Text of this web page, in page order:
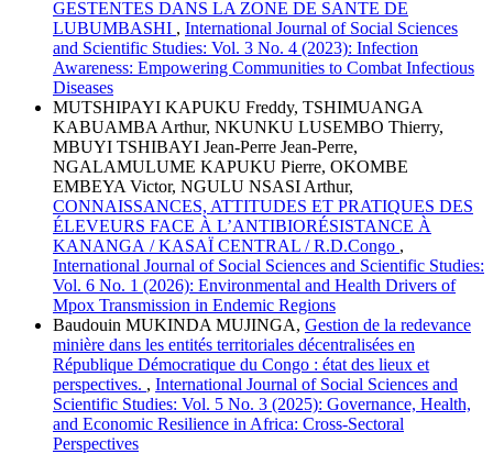
GESTENTES DANS LA ZONE DE SANTE DE
LUBUMBASHI , International Journal of Social Sciences
and Scientific Studies: Vol. 3 No. 4 (2023): Infection
Awareness: Empowering Communities to Combat Infectious
Diseases
MUTSHIPAYI KAPUKU Freddy, TSHIMUANGA
KABUAMBA Arthur, NKUNKU LUSEMBO Thierry,
MBUYI TSHIBAYI Jean-Perre Jean-Perre,
NGALAMULUME KAPUKU Pierre, OKOMBE
EMBEYA Victor, NGULU NSASI Arthur,
CONNAISSANCES, ATTITUDES ET PRATIQUES DES
ÉLEVEURS FACE À L’ANTIBIORÉSISTANCE À
KANANGA / KASAÏ CENTRAL / R.D.Congo ,
International Journal of Social Sciences and Scientific Studies:
Vol. 6 No. 1 (2026): Environmental and Health Drivers of
Mpox Transmission in Endemic Regions
Baudouin MUKINDA MUJINGA, Gestion de la redevance
minière dans les entités territoriales décentralisées en
République Démocratique du Congo : état des lieux et
perspectives. , International Journal of Social Sciences and
Scientific Studies: Vol. 5 No. 3 (2025): Governance, Health,
and Economic Resilience in Africa: Cross-Sectoral
Perspectives